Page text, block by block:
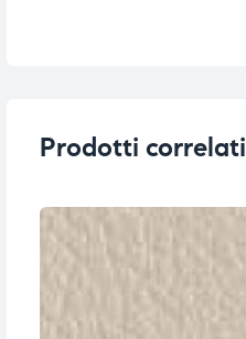
Prodotti correlati